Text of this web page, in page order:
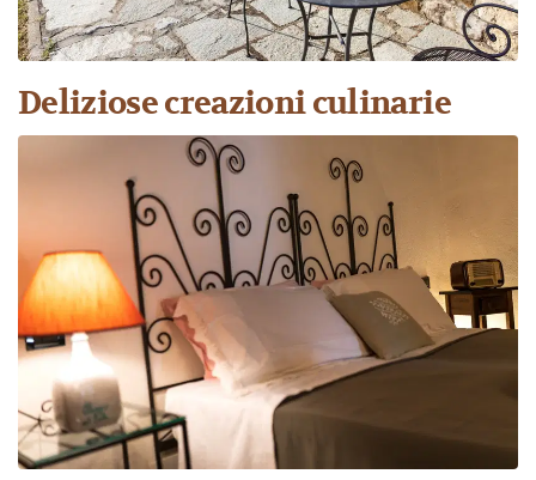
Deliziose creazioni culinarie